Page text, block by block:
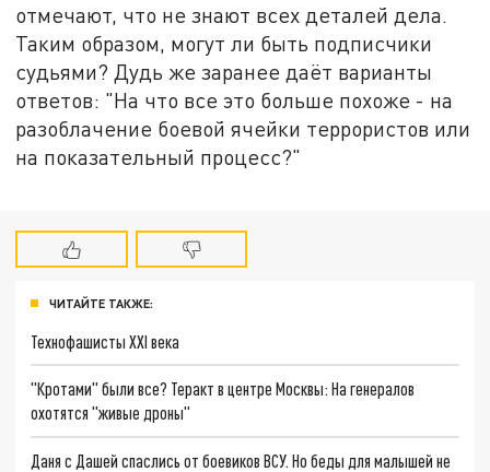
отмечают, что не знают всех деталей дела.
Таким образом, могут ли быть подписчики
судьями? Дудь же заранее даёт варианты
ответов: "На что все это больше похоже - на
разоблачение боевой ячейки террористов или
на показательный процесс?"
ЧИТАЙТЕ ТАКЖЕ:
Технофашисты XXI века
"Кротами" были все? Теракт в центре Москвы: На генералов
охотятся "живые дроны"
Даня с Дашей спаслись от боевиков ВСУ. Но беды для малышей не